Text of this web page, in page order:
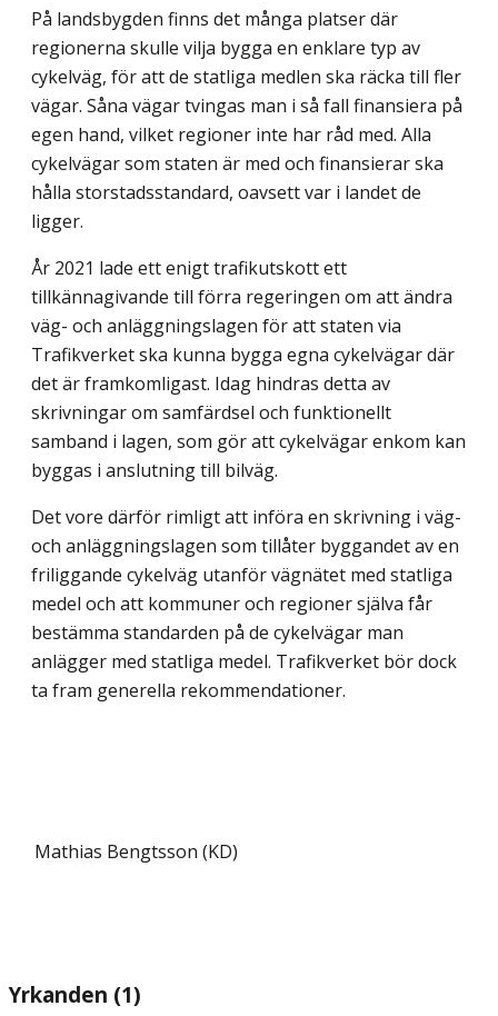
På landsbygden finns det många platser där
regionerna skulle vilja bygga en enklare typ av
cykelväg, för att de statliga medlen ska räcka till fler
vägar. Såna vägar tvingas man i så fall finansiera på
egen hand, vilket regioner inte har råd med. Alla
cykelvägar som staten är med och finansierar ska
hålla storstadsstandard, oavsett var i landet de
ligger.
År 2021 lade ett enigt trafikutskott ett
tillkännagivande till förra regeringen om att ändra
väg- och anläggningslagen för att staten via
Trafikverket ska kunna bygga egna cykelvägar där
det är framkomligast. Idag hindras detta av
skrivningar om samfärdsel och funktionellt
samband i lagen, som gör att cykelvägar enkom kan
byggas i anslutning till bilväg.
Det vore därför rimligt att införa en skrivning i väg-
och anläggningslagen som tillåter byggandet av en
friliggande cykelväg utanför vägnätet med statliga
medel och att kommuner och regioner själva får
bestämma standarden på de cykelvägar man
anlägger med statliga medel. Trafikverket bör dock
ta fram generella rekommendationer.
Mathias Bengtsson (KD)
Yrkanden (1)